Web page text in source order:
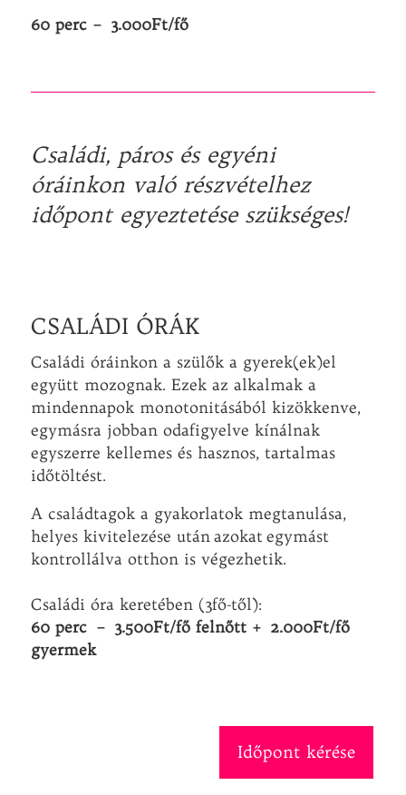
60 perc – 3.000Ft/fő
Családi, páros és egyéni
óráinkon való részvételhez
időpont egyeztetése szükséges!
CSALÁDI ÓRÁK
Családi óráinkon a szülők a gyerek(ek)el
együtt mozognak. Ezek az alkalmak a
mindennapok monotonitásából kizökkenve,
egymásra jobban odafigyelve kínálnak
egyszerre kellemes és hasznos, tartalmas
időtöltést.
A családtagok a gyakorlatok megtanulása,
helyes kivitelezése után azokat egymást
kontrollálva otthon is végezhetik.
Családi óra keretében (3fő-től):
60 perc – 3.500Ft/fő felnőtt + 2.000Ft/fő
gyermek
Időpont kérése